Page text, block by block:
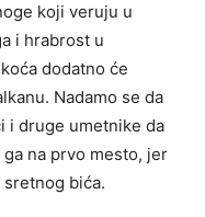
koji veruju u
i hrabrost u
dodatno će
Nadamo se da
i druge umetnike da
na prvo mesto, jer
bića.